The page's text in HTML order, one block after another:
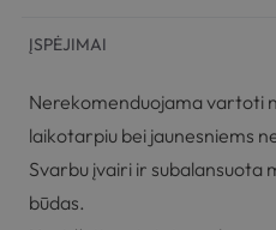
ĮSPĖJIMAI
Nerekomenduojama vartoti
laikotarpiu bei jaunesniems
Svarbu įvairi ir subalansuota
būdas.